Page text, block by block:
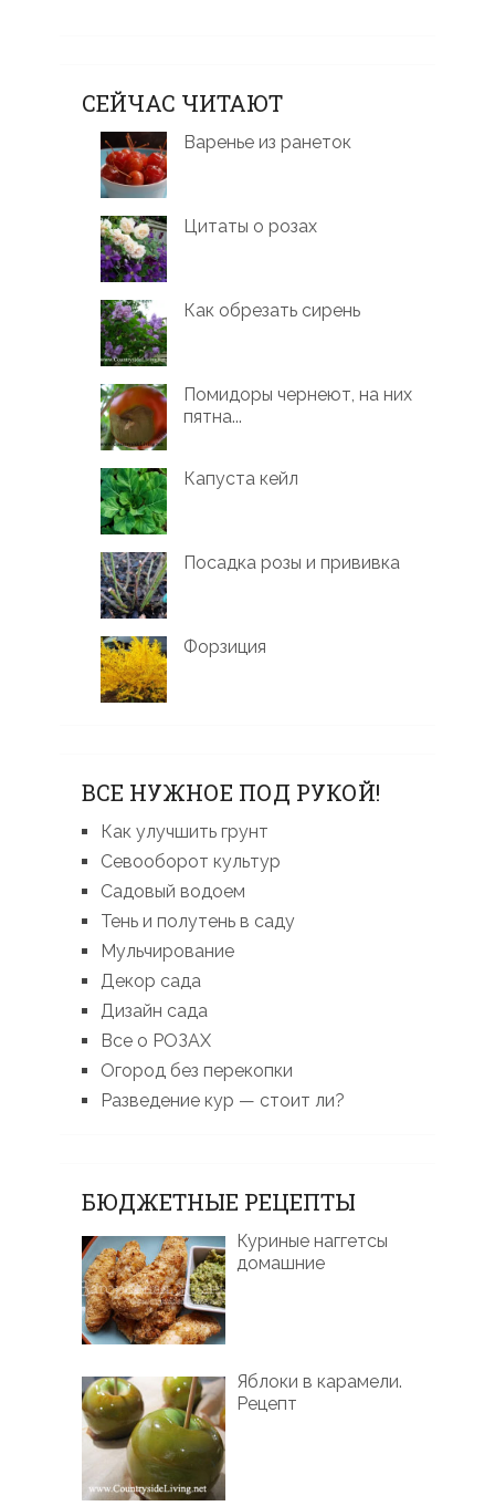
СЕЙЧАС ЧИТАЮТ
Варенье из ранеток
Цитаты о розах
Как обрезать сирень
Помидоры чернеют, на них
пятна...
Капуста кейл
Посадка розы и прививка
Форзиция
ВСЕ НУЖНОЕ ПОД РУКОЙ!
Как улучшить грунт
Севооборот культур
Садовый водоем
Тень и полутень в саду
Мульчирование
Декор сада
Дизайн сада
Все о РОЗАХ
Огород без перекопки
Разведение кур — стоит ли?
БЮДЖЕТНЫЕ РЕЦЕПТЫ
Куриные наггетсы
домашние
Яблоки в карамели.
Рецепт